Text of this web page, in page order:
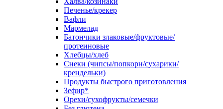
Печенье/крекер
Вафли
Мармелад
Батончики злаковые/фруктовые/
протеиновые
Хлебцы/хлеб
Снеки (чипсы/попкорн/сухарики/
крендельки)
Продукты быстрого приготовления
Зефир*
Орехи/сухофрукты/семечки